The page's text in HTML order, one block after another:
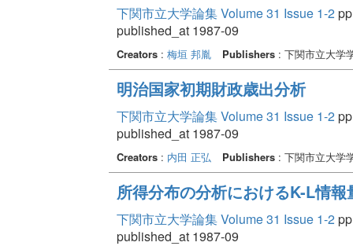
下関市立大学論集 Volume 31 Issue 1-2
published_at 1987-09
Creators: 梅垣 邦胤 Publishers: 下関市立大学
明治国家初期財政歳出分析
下関市立大学論集 Volume 31 Issue 1-2
published_at 1987-09
Creators: 内田 正弘 Publishers: 下関市立大学
所得分布の分析におけるK-L情
下関市立大学論集 Volume 31 Issue 1-2
published_at 1987-09